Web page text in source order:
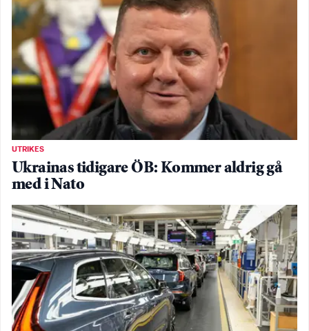
UTRIKES
Ukrainas tidigare ÖB: Kommer aldrig gå
med i Nato